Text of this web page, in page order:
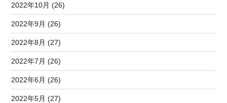
2022年10月 (26)
2022年9月 (26)
2022年8月 (27)
2022年7月 (26)
2022年6月 (26)
2022年5月 (27)